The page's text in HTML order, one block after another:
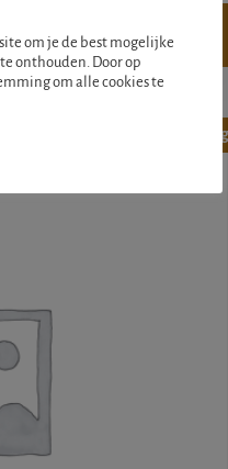
om je de best mogelijke
onthouden. Door op
om alle cookies te